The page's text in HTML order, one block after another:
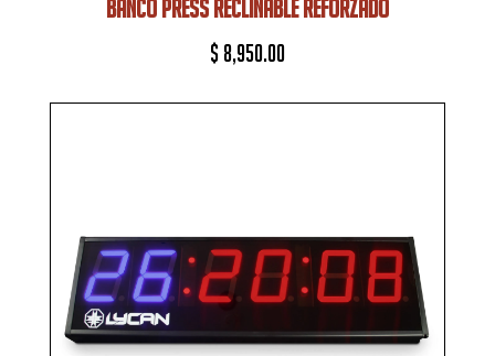
BANCO PRESS RECLINABLE REFORZADO
$ 8,950.00